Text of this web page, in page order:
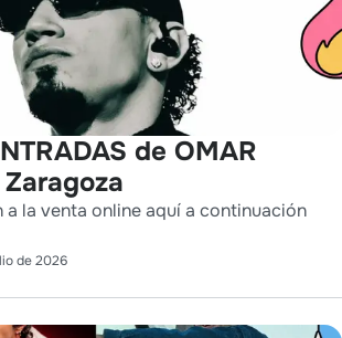
de OMAR
a la venta online aquí a continuación
de 2026